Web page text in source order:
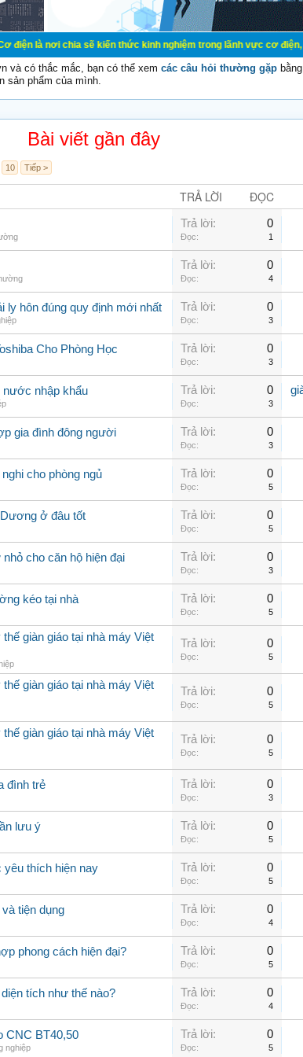
chia sẽ kiến thức kinh nghiệm trong lãnh vực cơ điện, mua
và có thắc mắc, bạn có thể xem các câu hỏi thường gặp
sản phẩm của mình.
Bài viết gần đây
10 Tiếp >
TRẢ LỜI ĐỌC
Trả lời: 0
Đọc: 1
Trả lời: 0
Đọc: 4
ly hôn đúng quy định mới nhất Trả lời: 0
Đọc: 3
Cho Phòng Học Trả lời: 0
Đọc: 3
nước nhập khẩu Trả lời: 0
Đọc: 3
gia đình đông người Trả lời: 0
Đọc: 3
cho phòng ngủ Trả lời: 0
Đọc: 5
ở đâu tốt Trả lời: 0
Đọc: 5
cho căn hộ hiện đại Trả lời: 0
Đọc: 3
kéo tại nhà Trả lời: 0
Đọc: 5
giàn giáo tại nhà máy Việt
Trả lời: 0
Đọc: 5
giàn giáo tại nhà máy Việt
Trả lời: 0
Đọc: 5
giàn giáo tại nhà máy Việt
Trả lời: 0
Đọc: 5
đình trẻ Trả lời: 0
Đọc: 3
lưu ý Trả lời: 0
Đọc: 5
yêu thích hiện nay Trả lời: 0
Đọc: 5
tiện dụng Trả lời: 0
Đọc: 4
phong cách hiện đại? Trả lời: 0
Đọc: 5
tích như thế nào? Trả lời: 0
Đọc: 4
CNC BT40,50
nghiệp
Trả lời: 0
Đọc: 5